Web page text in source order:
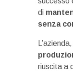
di
senza
riuscita a